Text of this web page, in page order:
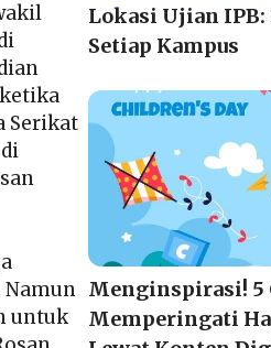
Serikat
Namun
untuk
Lokasi Ujian IPB:
Setiap Kampus
Menginspirasi! 5
Memperingati